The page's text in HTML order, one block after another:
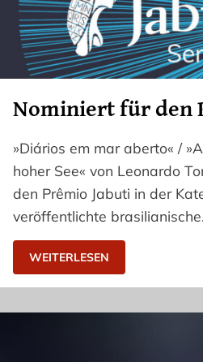
Nominiert für den
»Diários em mar aberto« /
hoher See« von Leonardo
den Prêmio Jabuti in der
veröffentlichte
WEITERLESEN